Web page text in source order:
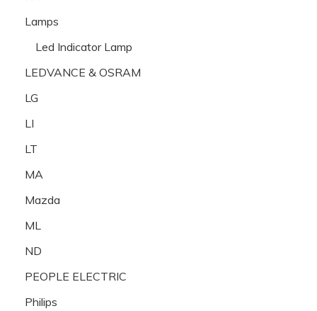
Lamps
Led Indicator Lamp
LEDVANCE & OSRAM
LG
LI
LT
MA
Mazda
ML
ND
PEOPLE ELECTRIC
Philips